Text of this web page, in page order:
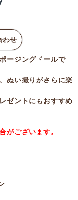
わせ
ージングドールで
ぬい撮りがさらに楽
ゼントにもおすすめ
がございます。